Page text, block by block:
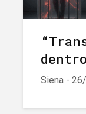
Siena -